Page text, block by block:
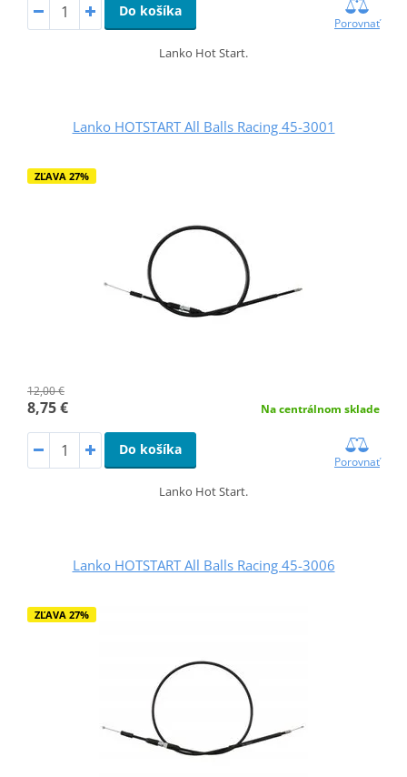
Do košíka
Porovnať
Lanko Hot Start.
Lanko HOTSTART All Balls Racing 45-3001
ZĽAVA 27%
12,00 €
8,75 € Na centrálnom sklade
Do košíka
Porovnať
Lanko Hot Start.
Lanko HOTSTART All Balls Racing 45-3006
ZĽAVA 27%